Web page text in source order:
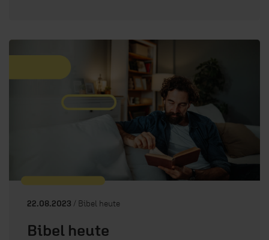
22.08.2023 / Bibel heute
Bibel heute